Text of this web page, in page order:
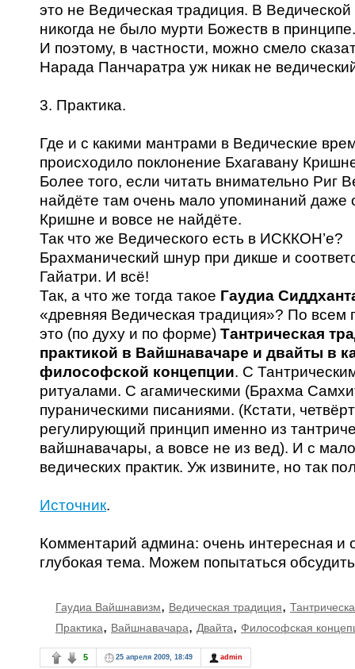
это не Ведическая традиция. В
никогда не было мурти Божеств в принципе.
И поэтому, в частности, можно смело
Нарада Панчаратра уж никак не
3. Практика.
Где и с какими мантрами в Ведические
происходило поклонение Бхагавану
Более того, если читать внимательно Риг
найдёте там очень мало упоминаний
Кришне и вовсе не найдёте.
Так что же Ведического есть в ИСККОН’е?
Брахманический шнур при дикше и
Гайатри. И всё!
Так, а что же тогда такое Гаудиа
«древняя Ведическая традиция»? По всем
это (по духу и по форме) Тантрическая
практикой в Вайшнавачаре и двайты в
философской концепции. С
ритуалами. С агамическими (Брахма
пураническими писаниями. (Кстати,
регулирующий принцип именно из
вайшнавачары, а вовсе не из вед). И с
ведических практик. Уж извините, но так
Источник.
Комментарий админа: очень интересная и
глубокая тема. Можем попытаться
Гаудиа Вайшнавизм, Ведическая традиция,
Практика, Вайшнавачара, Двайта, Философская
5 25 апреля 2009, 18:49 admin